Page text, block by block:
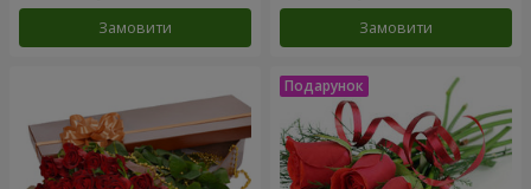
Замовити Замовити